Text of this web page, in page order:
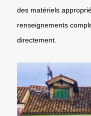
des matériels
renseignements
directement.